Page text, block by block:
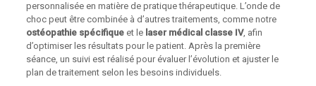
personnalisée en matière de pratique thérapeutique. L’onde de
choc peut être combinée à d’autres traitements, comme notre
ostéopathie spécifiqueet le laser médical classe IV, afin
d’optimiser les résultats pour le patient. Après la première
séance, un suivi est réalisé pour évaluer l’évolution et ajuster le
plan de traitement selon les besoins individuels.